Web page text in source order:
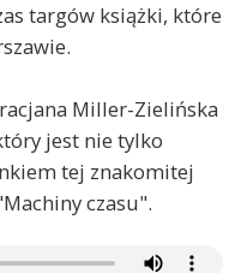
targów książki, które
Miller-Zielińska
jest nie tylko
tej znakomitej
czasu".